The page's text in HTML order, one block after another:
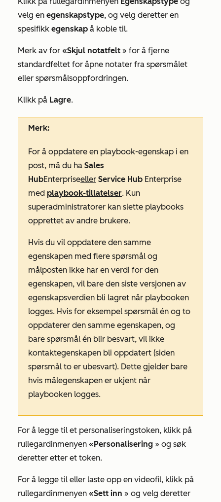
velg en egenskapstype, og velg deretter en
spesifikk egenskap å koble til.
Merk av for «Skjul notatfelt » for å fjerne
standardfeltet for åpne notater fra spørsmålet
eller spørsmålsoppfordringen.
Klikk på Lagre.
Merk:
For å oppdatere en playbook-egenskap i en
post, må du ha Sales
HubEnterpriseeller Service Hub Enterprise
med playbook-tillatelser. Kun
superadministratorer kan slette playbooks
opprettet av andre brukere.
Hvis du vil oppdatere den samme
egenskapen med flere spørsmål og
målposten ikke har en verdi for den
egenskapen, vil bare den siste versjonen av
egenskapsverdien bli lagret når playbooken
logges. Hvis for eksempel spørsmål én og to
oppdaterer den samme egenskapen, og
bare spørsmål én blir besvart, vil ikke
kontaktegenskapen bli oppdatert (siden
spørsmål to er ubesvart). Dette gjelder bare
hvis målegenskapen er ukjent når
playbooken logges.
For å legge til et personaliseringstoken, klikk på
rullegardinmenyen «Personalisering » og søk
deretter etter et token.
For å legge til eller laste opp en videofil, klikk på
rullegardinmenyen «Sett inn » og velg deretter